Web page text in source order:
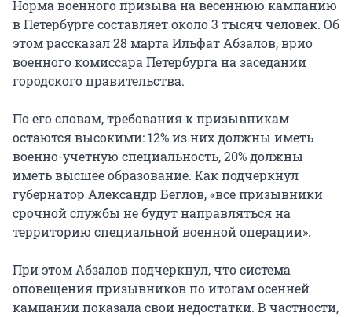
Норма военного призыва на весеннюю кампанию
в Петербурге составляет около 3 тысяч человек. Об
этом рассказал 28 марта Ильфат Абзалов, врио
военного комиссара Петербурга на заседании
городского правительства.
По его словам, требования к призывникам
остаются высокими: 12% из них должны иметь
военно-учетную специальность, 20% должны
иметь высшее образование. Как подчеркнул
губернатор Александр Беглов, «все призывники
срочной службы не будут направляться на
территорию специальной военной операции».
При этом Абзалов подчеркнул, что система
оповещения призывников по итогам осенней
кампании показала свои недостатки. В частности,